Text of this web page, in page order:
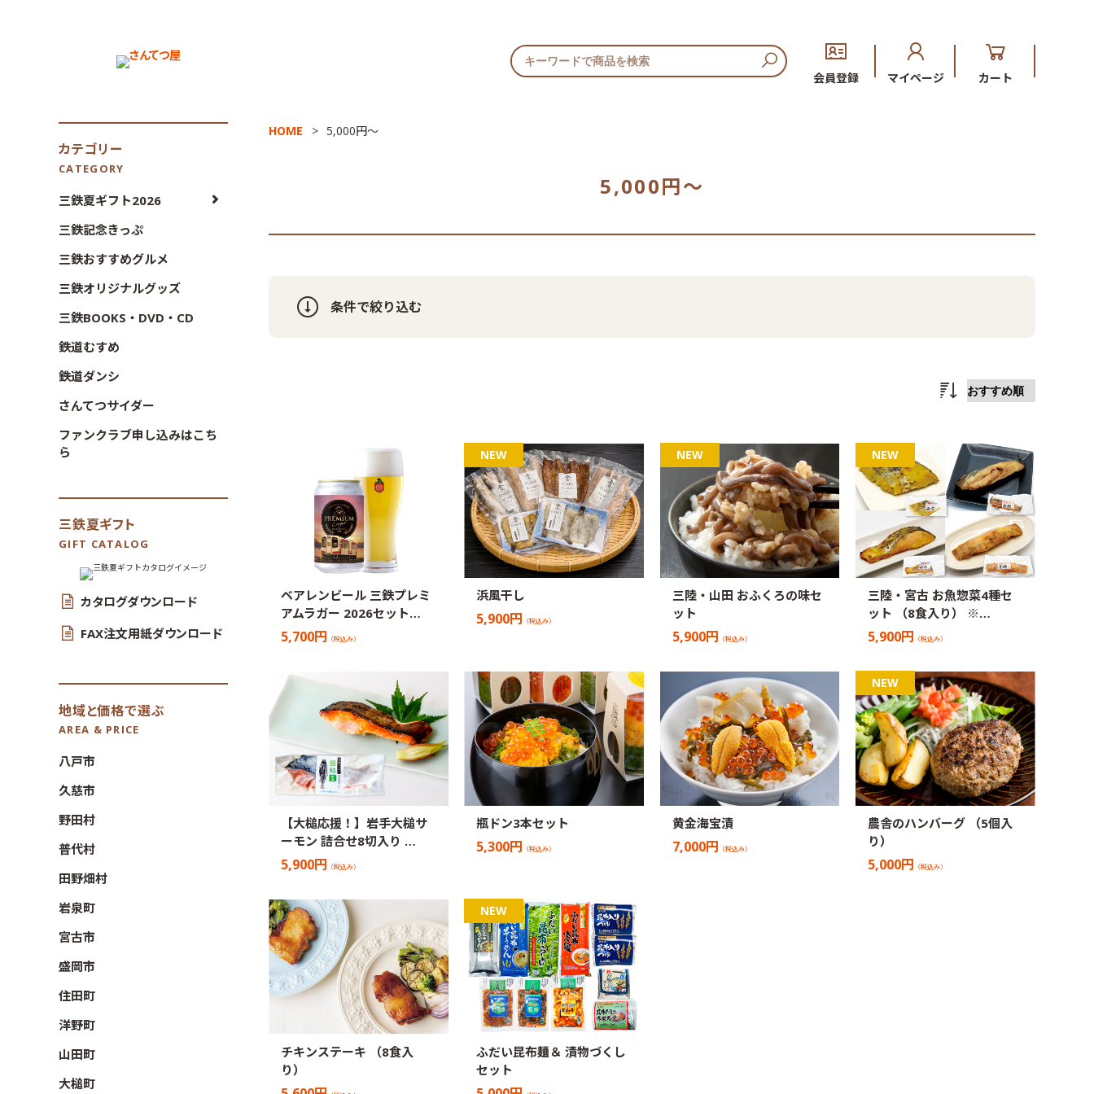
会員登録 マイページ カート
HOME 5,000円〜
5,000円〜
条件で絞り込む
ベアレンビール 三鉄プレミ
アムラガー 2026セット…
5,700円 （税込み）
浜風干し
5,900円 （税込み）
三陸・山田 おふくろの味セ
ット
5,900円 （税込み）
三陸・宮古 お魚惣菜4種セ
ット （8食入り） ※…
5,900円 （税込み）
【大槌応援！】岩手大槌サ
ーモン 詰合せ8切入り …
5,900円 （税込み）
瓶ドン3本セット
5,300円 （税込み）
黄金海宝漬
7,000円 （税込み）
農舎のハンバーグ （5個入
り）
5,000円 （税込み）
チキンステーキ （8食入
り）
ふだい昆布麺＆ 漬物づくし
セット
カテゴリー
CATEGORY
三鉄夏ギフト2026
三鉄記念きっぷ
三鉄おすすめグルメ
三鉄オリジナルグッズ
三鉄BOOKS・DVD・CD
鉄道むすめ
鉄道ダンシ
さんてつサイダー
ファンクラブ申し込みはこち
ら
三鉄夏ギフト
GIFT CATALOG
カタログダウンロード
FAX注文用紙ダウンロード
地域と価格で選ぶ
AREA & PRICE
八戸市
久慈市
野田村
普代村
田野畑村
岩泉町
宮古市
盛岡市
住田町
洋野町
山田町
大槌町